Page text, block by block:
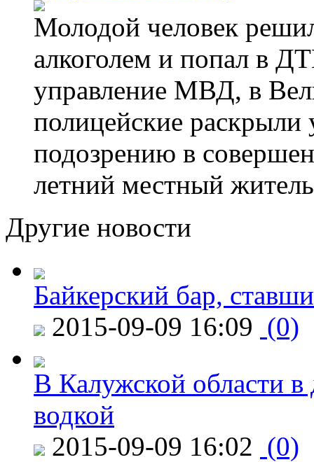
Молодой человек
алкоголем и попал в
управление МВД, в
полицейские
подозрению в
летний местный
Другие новости
Байкерский бар,
2015-09-09 16:09 (0)
В Калужской области в
водкой
2015-09-09 16:02 (0)